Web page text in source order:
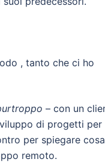
, tanto che ci ho
– con un
di progetti per
per spiegare
remoto.